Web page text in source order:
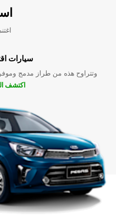
سيارات
وتتراوح هذه من طراز مدمج
اكتشف